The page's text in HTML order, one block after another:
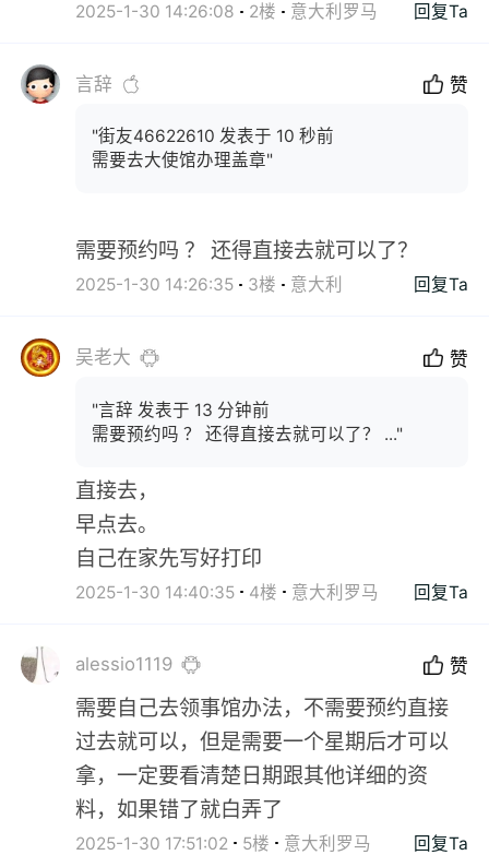
2025-1-30 14:26:08 2楼 意大利罗马 回复Ta
言辞 赞
"街友46622610 发表于 10 秒前
需要去大使馆办理盖章"
需要预约吗 ？ 还得直接去就可以了？
2025-1-30 14:26:35 3楼 意大利 回复Ta
吴老大 赞
"言辞 发表于 13 分钟前
需要预约吗 ？ 还得直接去就可以了？ ..."
直接去，
早点去。
自己在家先写好打印
2025-1-30 14:40:35 4楼 意大利罗马 回复Ta
alessio1119 赞
需要自己去领事馆办法，不需要预约直接
过去就可以，但是需要一个星期后才可以
拿，一定要看清楚日期跟其他详细的资
料，如果错了就白弄了
2025-1-30 17:51:02 5楼 意大利罗马 回复Ta